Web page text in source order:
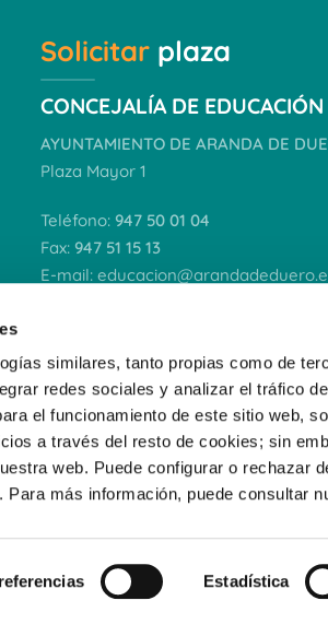
similares, tanto propias como de
redes sociales y analizar el tráfico
el funcionamiento de este sitio web,
a través del resto de cookies; sin
web. Puede configurar o rechazar
Para más información, puede consultar
Estadística
Solicitarplaza
CONCEJALÍA DE EDUCACIÓN
AYUNTAMIENTO DE ARANDA DE
Plaza Mayor 1
Teléfono: 947 50 01 04
Fax: 947 51 15 13
E-mail:
9,30 a 14,30
(lunes a viernes)
VER DOCUMENTACIÓN